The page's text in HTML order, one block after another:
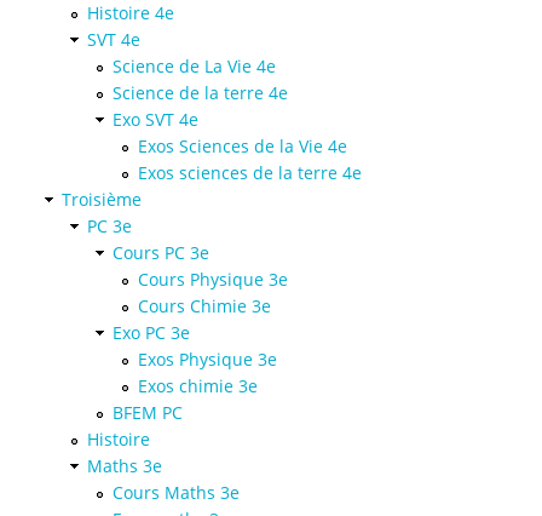
Histoire 4e
SVT 4e
Science de La Vie 4e
Science de la terre 4e
Exo SVT 4e
Exos Sciences de la Vie 4e
Exos sciences de la terre 4e
Troisième
PC 3e
Cours PC 3e
Cours Physique 3e
Cours Chimie 3e
Exo PC 3e
Exos Physique 3e
Exos chimie 3e
BFEM PC
Histoire
Maths 3e
Cours Maths 3e